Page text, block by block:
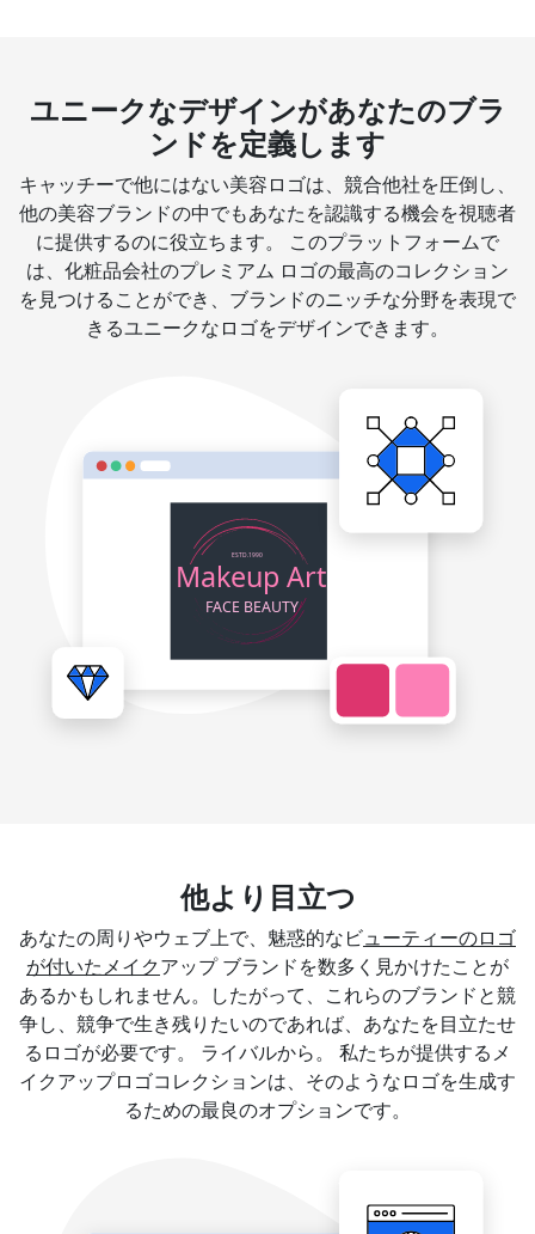
ユニークなデザインがあなたのブラ
ンドを定義します
キャッチーで他にはない美容ロゴは、競合他社を圧倒し、
他の美容ブランドの中でもあなたを認識する機会を視聴者
に提供するのに役立ちます。 このプラットフォームで
は、化粧品会社のプレミアム ロゴの最高のコレクション
を見つけることができ、ブランドのニッチな分野を表現で
きるユニークなロゴをデザインできます。
他より目立つ
あなたの周りやウェブ上で、魅惑的なビ ューティーのロゴ
が付いたメイク アップ ブランドを数多く見かけたことが
あるかもしれません。したがって、これらのブランドと競
争し、競争で生き残りたいのであれば、あなたを目立たせ
るロゴが必要です。 ライバルから。 私たちが提供するメ
イクアップロゴコレクションは、そのようなロゴを生成す
るための最良のオプションです。